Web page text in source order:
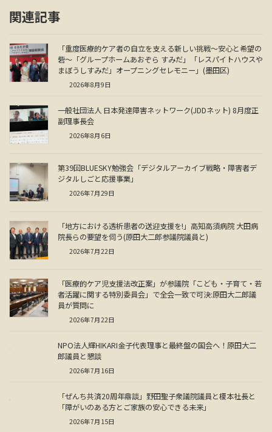
関連記事
「重度医療的ケア者の自立を支える新しい挑戦～安心と希望の
砦～「グループホームあおぞら すみだ」「レスパイトハウスや
まぼうしすみだ」オープニングセレモニー」(墨田区)
2026年8月9日
一般社団法人 日本発達障害ネットワーク(JDDネット) 8月度正
副理事長会
2026年8月6日
第39回BLUESKY勉強会「デジタルアーカイブ戦略・障害者デ
ジタルしごと応援事業」
2026年7月29日
「地方における透析患者の送迎支援を!」高知高須病院 大田病
院長らの要望を伺う(原田大二郎参議院議員と)
2026年7月22日
「医療的ケア児支援法改正案」が参議院「こども・子育て・若
者活躍に関する特別委員会」で全会一致で可決:原田大二郎議
員が質問に
2026年7月22日
NPO法人輝HIKARI金子代表理事と最終盤の国会へ！原田大二
郎議員と懇談
2026年7月16日
「ぜんち共済20周年鼎談」野田聖子衆議院議員と榎本社長と
「障がいのある方とご家族の安心できる未来」
2026年7月15日